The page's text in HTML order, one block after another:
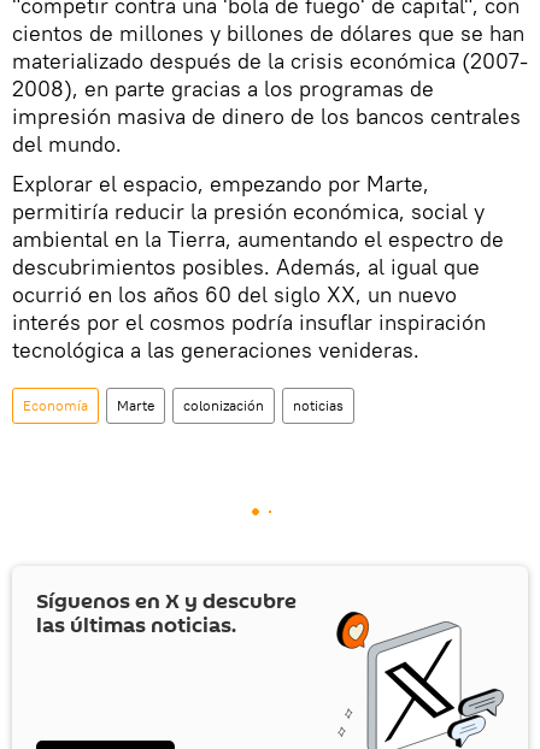
cientos de millones y billones de dólares que se han
materializado después de la crisis económica (2007-
2008), en parte gracias a los programas de
impresión masiva de dinero de los bancos centrales
del mundo.
Explorar el espacio, empezando por Marte,
permitiría reducir la presión económica, social y
ambiental en la Tierra, aumentando el espectro de
descubrimientos posibles. Además, al igual que
ocurrió en los años 60 del siglo XX, un nuevo
interés por el cosmos podría insuflar inspiración
tecnológica a las generaciones venideras.
Economía Marte colonización noticias
Síguenos en X y descubre
las últimas noticias.